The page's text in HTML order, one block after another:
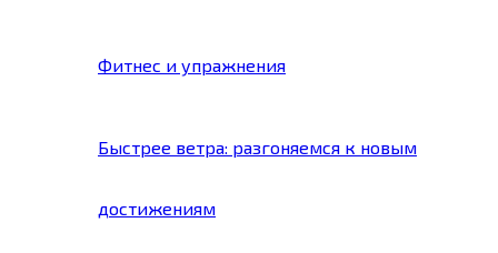
Фитнес и упражнения
Быстрее ветра: разгоняемся к новым
достижениям